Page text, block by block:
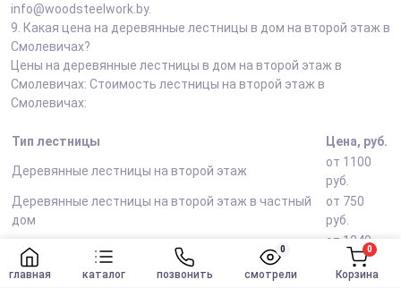
главная каталог смотрели
0
позвонить Корзина
0
info@woodsteelwork.by.
9. Какая цена на деревянные лестницы в дом на второй этаж в
Смолевичах?
Цены на деревянные лестницы в дом на второй этаж в
Смолевичах: Стоимость лестницы на второй этаж в
Смолевичах:
Тип лестницы Цена, руб.
Деревянные лестницы на второй этаж
от 1100
руб.
Деревянные лестницы на второй этаж в частный
дом
от 750
руб.
Деревянные лестницы на металлическом каркасе
от 1240
от 680